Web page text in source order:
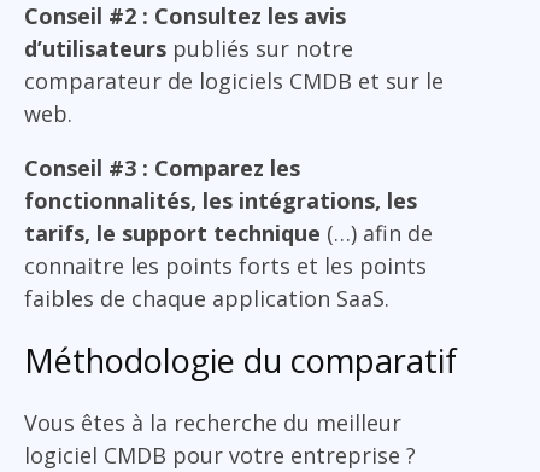
Conseil #2 : Consultez les avis
d’utilisateurs publiés sur notre
comparateur de logiciels CMDB et sur le
web.
Conseil #3 : Comparez les
fonctionnalités, les intégrations, les
tarifs, le support technique (…) afin de
connaitre les points forts et les points
faibles de chaque application SaaS.
Méthodologie du comparatif
Vous êtes à la recherche du meilleur
logiciel CMDB pour votre entreprise ?